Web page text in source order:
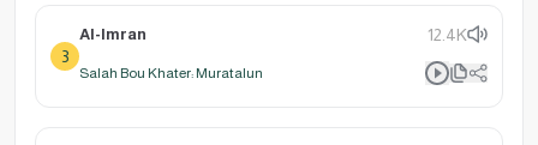
3
Al-Imran 12.4K
Salah Bou Khater: Muratalun